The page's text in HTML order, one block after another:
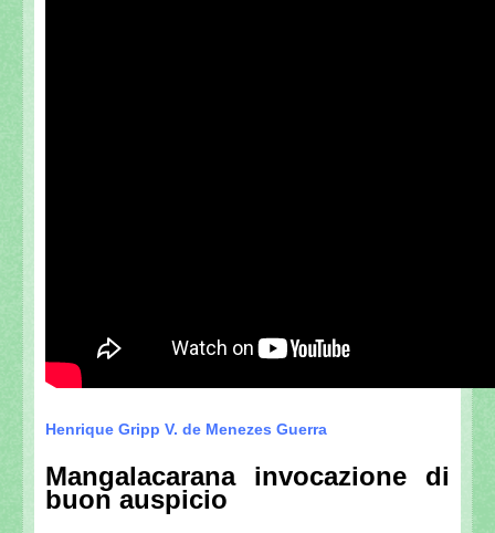
Henrique Gripp V. de Menezes Guerra
Mangalacarana invocazione di
buon auspicio